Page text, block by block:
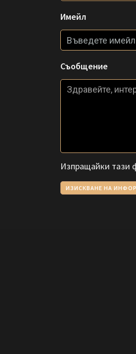
Имейл
Съобщение
Изпращайки тази
ИЗИСКВАНЕ НА